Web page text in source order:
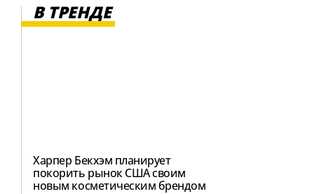
В ТРЕНДЕ
Харпер Бекхэм планирует
покорить рынок США своим
новым косметическим брендом